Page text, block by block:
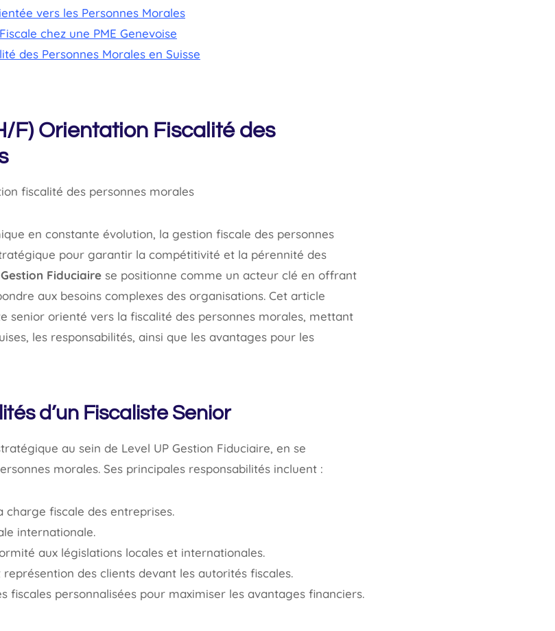
vers les Personnes Morales
chez une PME Genevoise
des Personnes Morales en Suisse
F) Orientation Fiscalité des
en constante évolution, la gestion fiscale des personnes
pour garantir la compétitivité et la pérennité des
Fiduciaire se positionne comme un acteur clé en offrant
aux besoins complexes des organisations. Cet article
senior orienté vers la fiscalité des personnes morales, mettant
les responsabilités, ainsi que les avantages pour les
d’un Fiscaliste Senior
au sein de Level UP Gestion Fiduciaire, en se
morales. Ses principales responsabilités incluent :
fiscale des entreprises.
internationale.
aux législations locales et internationales.
des clients devant les autorités fiscales.
fiscales personnalisées pour maximiser les avantages financiers.